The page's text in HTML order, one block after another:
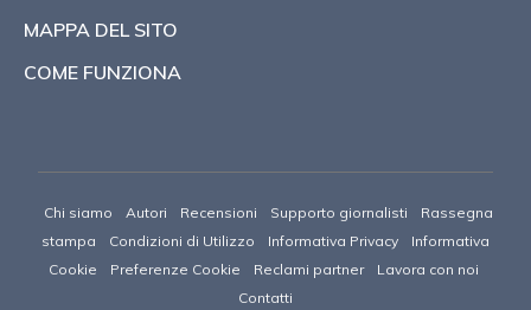
MAPPA DEL SITO
COME FUNZIONA
Chi siamo Autori Recensioni Supporto giornalisti
Rassegna
stampa
Condizioni di Utilizzo Informativa Privacy
Informativa
Cookie
Preferenze Cookie Reclami partner
Lavora con noi
Contatti